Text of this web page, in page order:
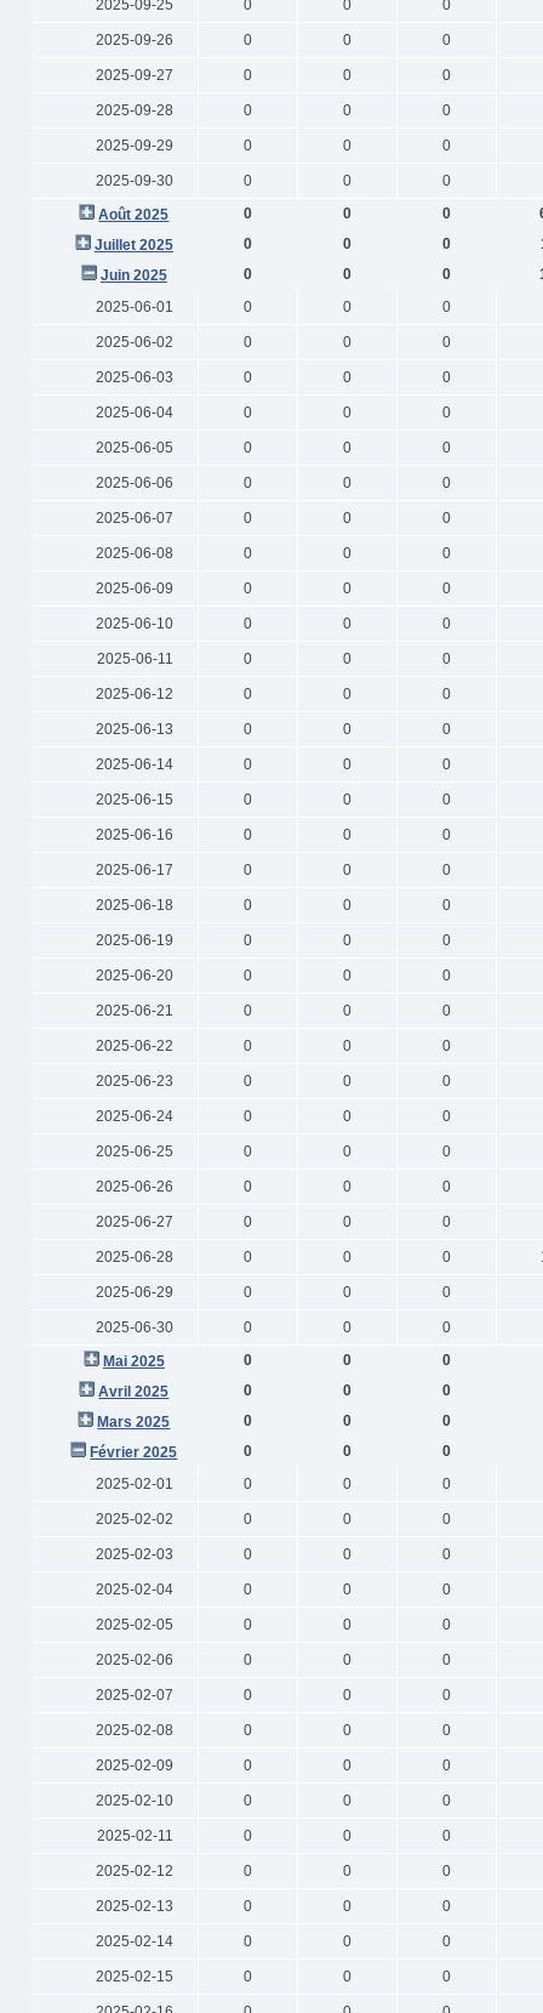
2025-09-25 0 0 0
2025-09-26 0 0 0
2025-09-27 0 0 0
2025-09-28 0 0 0
2025-09-29 0 0 0
2025-09-30 0 0
0
Août 2025
0 0 0
Juillet 2025
0 0 0
Juin 2025
0 0 0
2025-06-01
0 0 0
2025-06-02 0 0 0
2025-06-03 0 0 0
2025-06-04 0 0 0
2025-06-05 0 0 0
2025-06-06 0 0 0
2025-06-07 0 0 0
2025-06-08 0 0 0
2025-06-09 0 0 0
2025-06-10 0 0 0
2025-06-11 0 0 0
2025-06-12 0 0 0
2025-06-13 0 0 0
2025-06-14 0 0 0
2025-06-15 0 0 0
2025-06-16 0 0 0
2025-06-17 0 0 0
2025-06-18 0 0 0
2025-06-19 0 0 0
2025-06-20 0 0 0
2025-06-21 0 0 0
2025-06-22 0 0 0
2025-06-23 0 0 0
2025-06-24 0 0 0
2025-06-25 0 0 0
2025-06-26 0 0 0
2025-06-27 0 0 0
2025-06-28 0 0 0
2025-06-29 0 0 0
2025-06-30 0 0
0
Mai 2025
0 0
0
Avril 2025
0 0
0
Mars 2025
0 0
0
Février 2025
0 0
0
2025-02-01
0 0 0
2025-02-02 0 0 0
2025-02-03 0 0 0
2025-02-04 0 0 0
2025-02-05 0 0 0
2025-02-06 0 0 0
2025-02-07 0 0 0
2025-02-08 0 0 0
2025-02-09 0 0 0
2025-02-10 0 0 0
2025-02-11 0 0 0
2025-02-12 0 0 0
2025-02-13 0 0 0
2025-02-14 0 0 0
2025-02-15 0 0 0